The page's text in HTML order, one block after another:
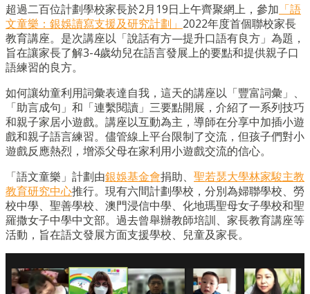
超過二百位計劃學校家長於2月19日上午齊聚網上，參加 「語
文童樂：銀娛讀寫支援及研究計劃」 2022年度首個聯校家長
教育講座。是次講座以「說話有方—提升口語有良方」為題，
旨在讓家長了解3-4歲幼兒在語言發展上的要點和提供親子口
語練習的良方。
如何讓幼童利用詞彙表達自我，這天的講座以「豐富詞彙」、
「助言成句」和「連繫閱讀」三要點開展，介紹了一系列技巧
和親子家居小遊戲。講座以互動為主，導師在分享中加插小遊
戲和親子語言練習。儘管線上平台限制了交流，但孩子們對小
遊戲反應熱烈，增添父母在家利用小遊戲交流的信心。
「語文童樂」計劃由銀娛基金會捐助、 聖若瑟大學林家駿主教
教育研究中心推行。現有六間計劃學校，分別為婦聯學校、勞
校中學、聖善學校、澳門浸信中學、化地瑪聖母女子學校和聖
羅撒女子中學中文部。過去曾舉辦教師培訓、家長教育講座等
活動，旨在語文發展方面支援學校、兒童及家長。